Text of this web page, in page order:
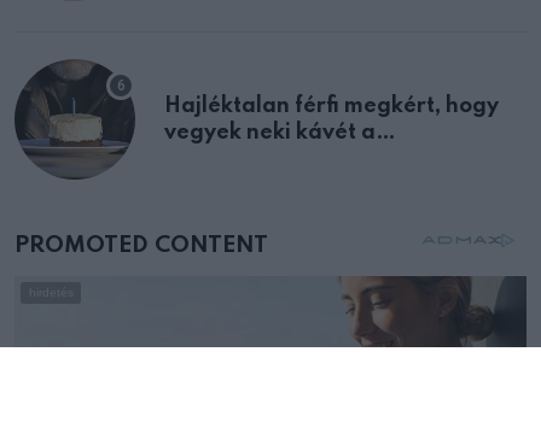
Hajléktalan férfi megkért, hogy
vegyek neki kávét a